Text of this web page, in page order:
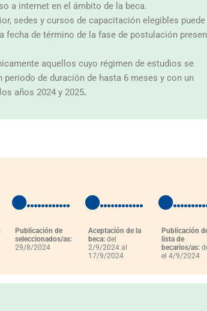
a internet en el ámbito de la beca.
sedes y cursos de capacitación elegibles puede
fecha de término de la fase de postulación
aquellos cuyo régimen de estudios se
de duración de hasta 6 meses y con un
años 2024 y 2025.
Publicación de
seleccionados/as:
29/8/2024
Aceptación de la
beca:del
2/9/2024 al
17/9/2024
Publicación
lista de
becarios/as:
el 4/9/2024